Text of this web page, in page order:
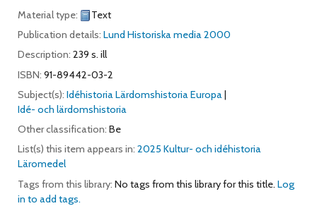
Material type:
Text
Publication details: Lund Historiska media2000
Description: 239 s. ill
ISBN: 91-89442-03-2
Subject(s): Idéhistoria Lärdomshistoria Europa
Idé- och lärdomshistoria
Other classification: Be
List(s) this item appears in: 2025 Kultur- och idéhistoria
Läromedel
Tags from this library: No tags from this library for this title. Log
in to add tags.